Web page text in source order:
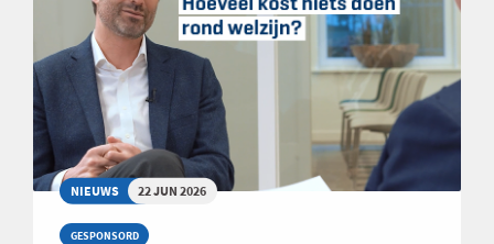
NIEUWS 22 JUN 2026
GESPONSORD